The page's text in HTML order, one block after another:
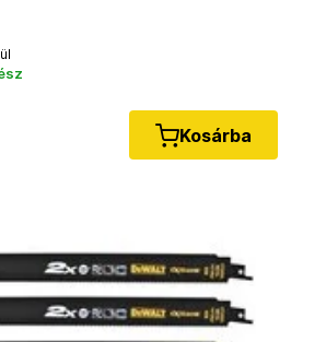
Kosárba